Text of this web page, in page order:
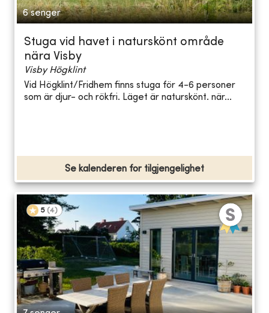
6 senger
Stuga vid havet i naturskönt område
nära Visby
Visby Högklint
Vid Högklint/Fridhem finns stuga för 4-6 personer
som är djur- och rökfri. Läget är naturskönt. när...
Se kalenderen for tilgjengelighet
5 (4)